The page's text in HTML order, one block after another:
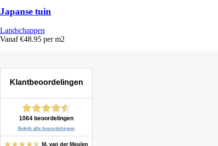
Japanse tuin
Landschappen
Vanaf €48.95 per m2